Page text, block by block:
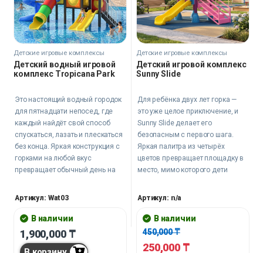
Детские игровые комплексы
Детский водный игровой
комплекс Tropicana Park
Это настоящий водный городок
для пятнадцати непосед, где
каждый найдёт свой способ
спускаться, лазать и плескаться
без конца. Яркая конструкция с
горками на любой вкус
превращает обычный день на
приключение. Родителям
дети выплескивают энергию в
безопасном и надёжном месте.
Артикул: Wat03
В наличии
1,900,000 ₸
Детские игровые комплексы
Детский игровой комплекс
Sunny Slide
Для ребёнка двух лет горка —
это уже целое приключение, и
Sunny Slide делает его
безопасным с первого шага.
Яркая палитра из четырёх
цветов превращает площадку в
место, мимо которого дети
Артикул: n/a
В наличии
450,000₸
250,000 ₸